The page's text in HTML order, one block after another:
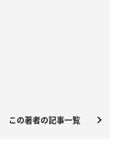
この著者の記事一覧